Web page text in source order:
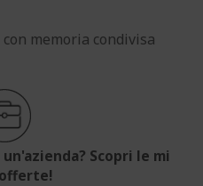
memoria condivisa
Scopri le mi